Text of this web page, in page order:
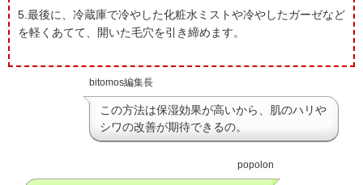
5.最後に、冷蔵庫で冷やした化粧水ミストや冷やしたガーゼなど
を軽くあてて、開いた毛穴を引き締めます。
bitomos編集長
この方法は保湿効果が高いから、肌のハリや
シワの改善が期待できるの。
popolon